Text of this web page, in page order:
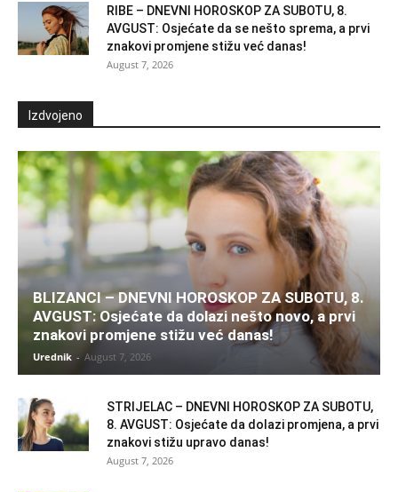
RIBE – DNEVNI HOROSKOP ZA SUBOTU, 8.
AVGUST: Osjećate da se nešto sprema, a prvi
znakovi promjene stižu već danas!
August 7, 2026
Izdvojeno
BLIZANCI – DNEVNI HOROSKOP ZA SUBOTU, 8.
AVGUST: Osjećate da dolazi nešto novo, a prvi
znakovi promjene stižu već danas!
Urednik - August 7, 2026
STRIJELAC – DNEVNI HOROSKOP ZA SUBOTU,
8. AVGUST: Osjećate da dolazi promjena, a prvi
znakovi stižu upravo danas!
August 7, 2026